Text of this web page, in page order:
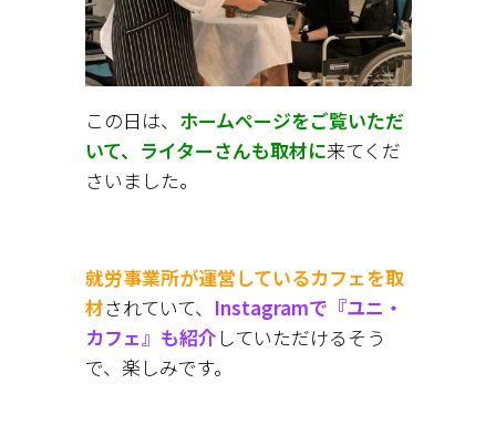
この日は、 ホームページをご覧いただ
いて、ライターさんも取材に来てくだ
さいました。
就労事業所が運営しているカフェを取
材されていて、 Instagramで『ユニ・
カフェ』も紹介 していただけるそう
で、楽しみです。